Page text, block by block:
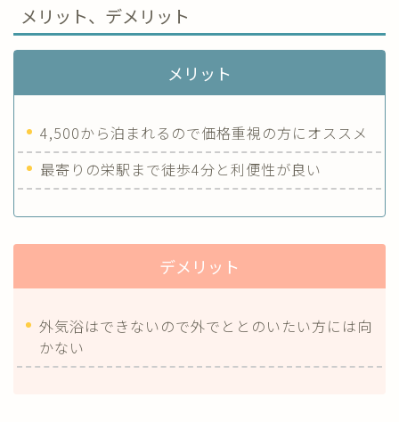
メリット、デメリット
メリット
4,500から泊まれるので価格重視の方にオススメ
最寄りの栄駅まで徒歩4分と利便性が良い
デメリット
外気浴はできないので外でととのいたい方には向
かない